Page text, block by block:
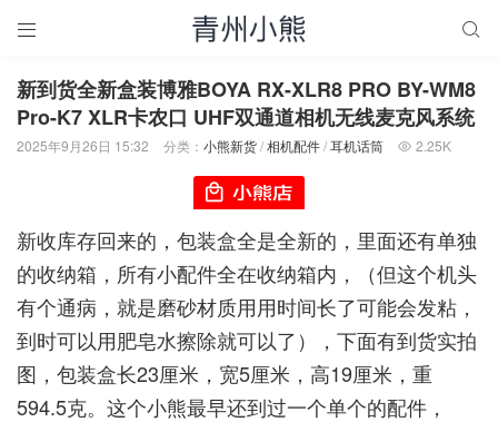
 
新到货全新盒装博雅BOYA RX-XLR8 PRO BY-WM8
Pro-K7 XLR卡农口 UHF双通道相机无线麦克风系统
2025年9月26日 15:32 分类： 小熊新货/相机配件/耳机话筒  2.25K
新收库存回来的，包装盒全是全新的，里面还有单独
的收纳箱，所有小配件全在收纳箱内，（但这个机头
有个通病，就是磨砂材质用用时间长了可能会发粘，
到时可以用肥皂水擦除就可以了），下面有到货实拍
图，包装盒长23厘米，宽5厘米，高19厘米，重
594.5克。这个小熊最早还到过一个单个的配件，